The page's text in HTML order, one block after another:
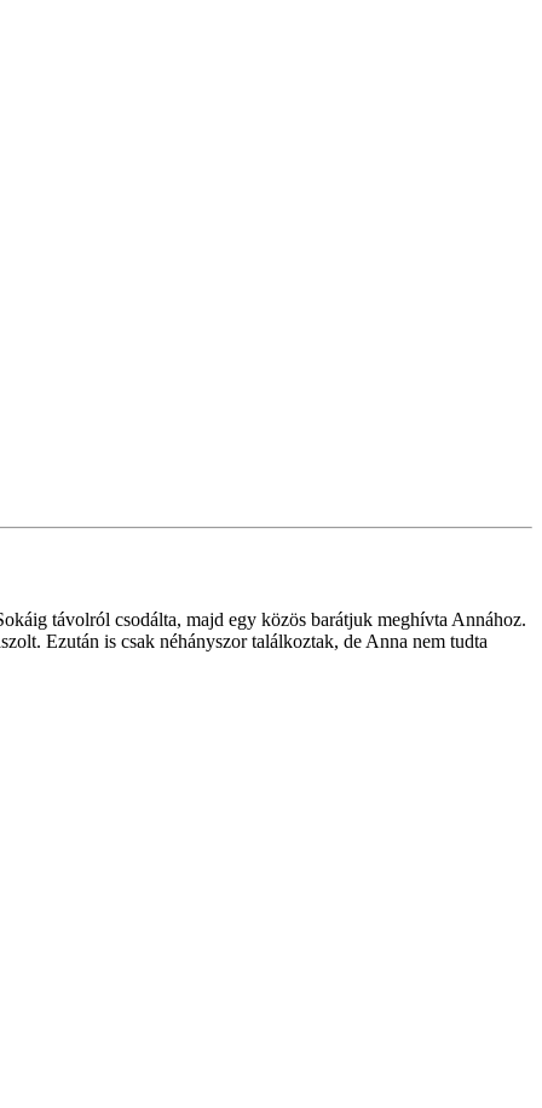
távolról csodálta, majd egy közös barátjuk meghívta Annához.
Ezután is csak néhányszor találkoztak, de Anna nem tudta